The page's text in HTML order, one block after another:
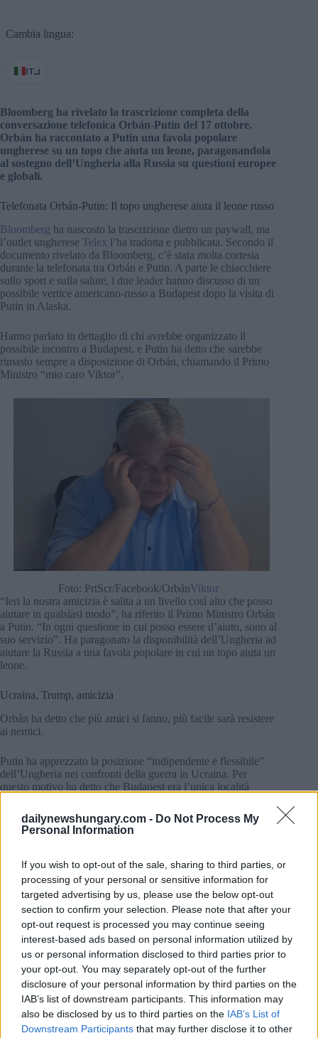
dailynewshungary.com - Do Not Process My
Personal Information
If you wish to opt-out of the sale, sharing to third parties, or
processing of your personal or sensitive information for
targeted advertising by us, please use the below opt-out
section to confirm your selection. Please note that after your
opt-out request is processed you may continue seeing
interest-based ads based on personal information utilized by
us or personal information disclosed to third parties prior to
your opt-out. You may separately opt-out of the further
disclosure of your personal information by third parties on the
IAB’s list of downstream participants. This information may
also be disclosed by us to third parties on the IAB’s List of
Downstream Participants that may further disclose it to other
Cambia lingua:
IT
Bloomberg ha rivelato la trascrizione completa della
conversazione telefonica Orbán-Putin del 17 ottobre.
Orbán ha raccontato a Putin una favola popolare
ungherese su un topo che aiuta un leone, paragonandola
al sostegno dell’Ungheria alla Russia su questioni europee
e globali.
Telefonata Orbán-Putin: Il topo ungherese aiuta il leone russo
Bloomberg ha nascosto la trascrizione dietro un paywall, ma
l’outlet ungherese Telex l’ha tradotta e pubblicata. Secondo il
documento rivelato da Bloomberg, c’è stata molta cortesia
durante la telefonata tra Orbán e Putin. A parte le chiacchiere
sullo sport e sulla salute, i due leader hanno discusso di un
possibile vertice americano-russo a Budapest dopo la visita di
Putin in Alaska.
Hanno parlato in dettaglio di chi avrebbe organizzato il
possibile incontro a Budapest, e Putin ha detto che sarebbe
rimasto sempre a disposizione di Orbán, chiamando il Primo
Ministro “mio caro Viktor”.
Foto: PrtScr/Facebook/OrbánViktor
“Ieri la nostra amicizia è salita a un livello così alto che posso
aiutare in qualsiasi modo”, ha riferito il Primo Ministro Orbán
a Putin. “In ogni questione in cui posso essere d’aiuto, sono al
suo servizio”. Ha paragonato la disponibilità dell’Ungheria ad
aiutare la Russia a una favola popolare in cui un topo aiuta un
leone.
Ucraina, Trump, amicizia
Orbán ha detto che più amici si fanno, più facile sarà resistere
ai nemici.
Putin ha apprezzato la posizione “indipendente e flessibile”
dell’Ungheria nei confronti della guerra in Ucraina. Per
questo motivo ha detto che Budapest era l’unica località
Foto:Facebook/Orbán Viktor